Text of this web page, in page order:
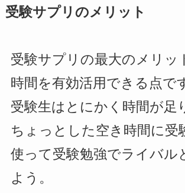
受験サプリのメリット
受験サプリの最大のメリッ
時間を有効活用できる点で
受験生はとにかく時間が足
ちょっとした空き時間に受
使って受験勉強でライバル
よう。